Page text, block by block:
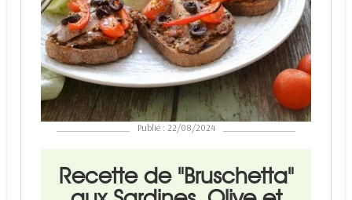
Publié : 22/08/2024
Recette de "Bruschetta"